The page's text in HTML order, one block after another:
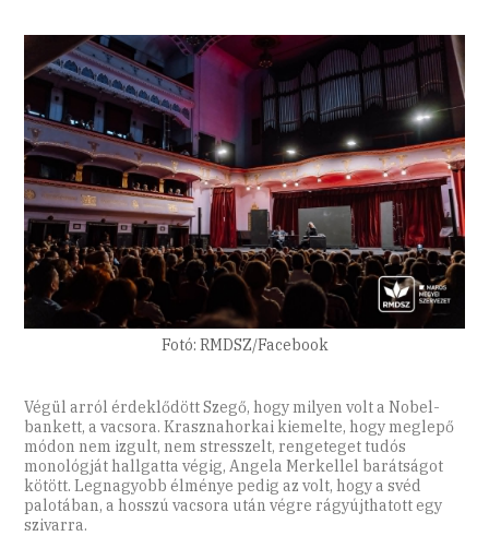
Fotó: RMDSZ/Facebook
Végül arról érdeklődött Szegő, hogy milyen volt a Nobel-
bankett, a vacsora. Krasznahorkai kiemelte, hogy meglepő
módon nem izgult, nem stresszelt, rengeteget tudós
monológját hallgatta végig, Angela Merkellel barátságot
kötött. Legnagyobb élménye pedig az volt, hogy a svéd
palotában, a hosszú vacsora után végre rágyújthatott egy
szivarra.